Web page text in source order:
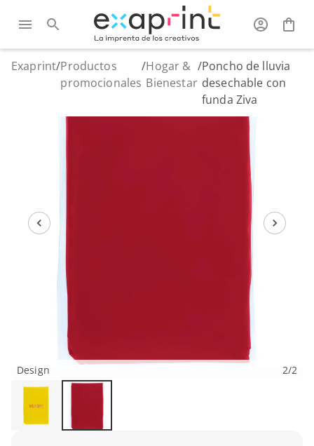
Exaprint/Productos
promocionales
/Hogar &
Bienestar
/Poncho de lluvia
desechable con
funda Ziva
Design 2/2